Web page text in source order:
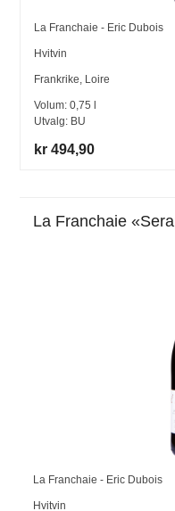
La Franchaie - Eric Dubois
Hvitvin
Frankrike, Loire
Volum:0,75
Utvalg: BU
kr 494,90
La Franchaie
La Franchaie - Eric Dubois
Hvitvin